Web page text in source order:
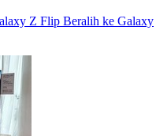
Z Flip Beralih ke Galaxy